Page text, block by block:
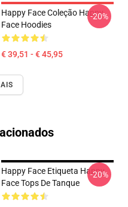
Happy Face Coleção Happy
Face Hoodies
€ 39,51 - € 45,95
-20%
Happy Face Etiqueta Happy
Face Tops De Tanque
-20%